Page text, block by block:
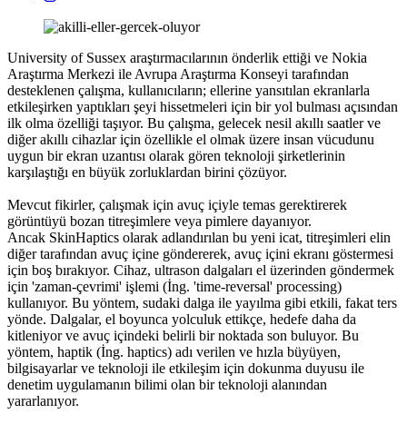
University of Sussex araştırmacılarının önderlik ettiği ve Nokia
Araştırma Merkezi ile Avrupa Araştırma Konseyi tarafından
desteklenen çalışma, kullanıcıların; ellerine yansıtılan ekranlarla
etkileşirken yaptıkları şeyi hissetmeleri için bir yol bulması açısından
ilk olma özelliği taşıyor. Bu çalışma, gelecek nesil akıllı saatler ve
diğer akıllı cihazlar için özellikle el olmak üzere insan vücudunu
uygun bir ekran uzantısı olarak gören teknoloji şirketlerinin
karşılaştığı en büyük zorluklardan birini çözüyor.
Mevcut fikirler, çalışmak için avuç içiyle temas gerektirerek
görüntüyü bozan titreşimlere veya pimlere dayanıyor.
Ancak SkinHaptics olarak adlandırılan bu yeni icat, titreşimleri elin
diğer tarafından avuç içine göndererek, avuç içini ekranı göstermesi
için boş bırakıyor. Cihaz, ultrason dalgaları el üzerinden göndermek
için 'zaman-çevrimi' işlemi (İng. 'time-reversal' processing)
kullanıyor. Bu yöntem, sudaki dalga ile yayılma gibi etkili, fakat ters
yönde. Dalgalar, el boyunca yolculuk ettikçe, hedefe daha da
kitleniyor ve avuç içindeki belirli bir noktada son buluyor. Bu
yöntem, haptik (İng. haptics) adı verilen ve hızla büyüyen,
bilgisayarlar ve teknoloji ile etkileşim için dokunma duyusu ile
denetim uygulamanın bilimi olan bir teknoloji alanından
yararlanıyor.